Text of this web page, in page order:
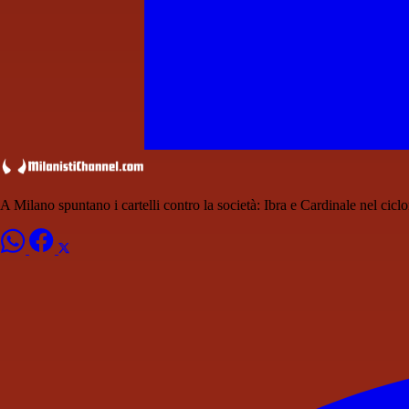
A Milano spuntano i cartelli contro la società: Ibra e Cardinale nel